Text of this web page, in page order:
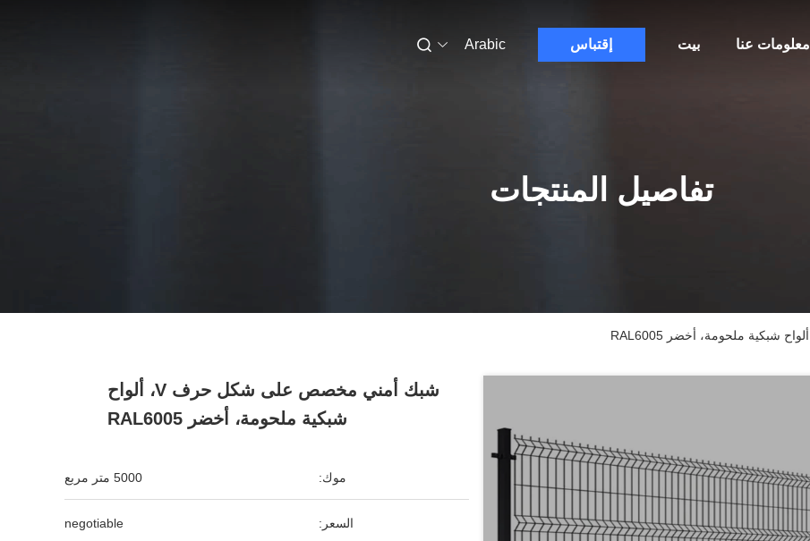
بيت معلومات عنا إقتباس Arabic
تفاصيل المنتجات
شبك أمني مخصص على شكل حرف V، ألواح
شبكية ملحومة، أخضر RAL6005
موك: 5000 متر مربع
السعر: negotiable